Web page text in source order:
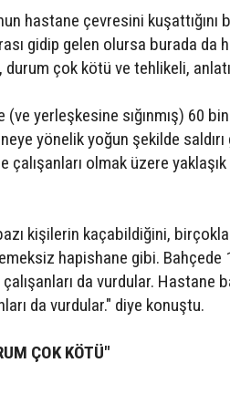
hastane çevresini kuşattığını
gidip gelen olursa burada da
çok kötü ve tehlikeli,
(ve yerleşkesine sığınmış) 60
yönelik yoğun şekilde
çalışanları olmak üzere
kişilerin kaçabildiğini,
hapishane gibi.
da vurdular. Hastane
da vurdular." diye konuştu.
ÇOK KÖTÜ"